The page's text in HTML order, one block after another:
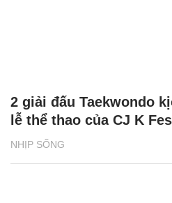
NHỊP SỐNG
2 giải đấu Taekwondo
lễ thể thao của CJ K